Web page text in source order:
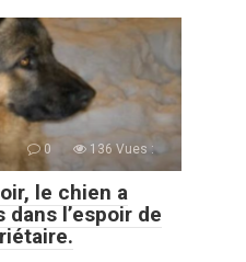
0 136 Vues :
le chien a
l’espoir de